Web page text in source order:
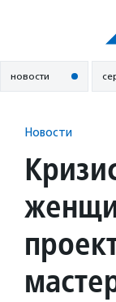
новости
Новости